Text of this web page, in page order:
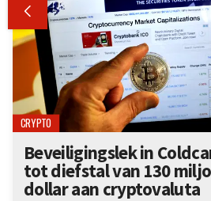

CRYPTO
Beveiligingslek in
tot diefstal van 130
dollar aan cryptovaluta